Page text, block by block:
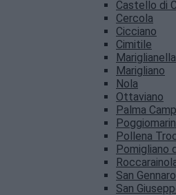
Castello di
Cercola
Cicciano
Cimitile
Mariglianella
Marigliano
Nola
Ottaviano
Palma
Pollena
Pomigliano
San
San